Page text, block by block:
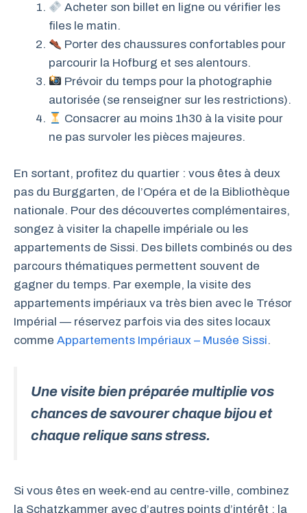
Acheter son billet en ligne ou vérifier les
files le matin.
Porter des chaussures confortables pour
parcourir la Hofburg et ses alentours.
Prévoir du temps pour la photographie
autorisée (se renseigner sur les restrictions).
Consacrer au moins 1h30 à la visite pour
ne pas survoler les pièces majeures.
En sortant, profitez du quartier : vous êtes à deux
pas du Burggarten, de l’Opéra et de la Bibliothèque
nationale. Pour des découvertes complémentaires,
songez à visiter la chapelle impériale ou les
appartements de Sissi. Des billets combinés ou des
parcours thématiques permettent souvent de
gagner du temps. Par exemple, la visite des
appartements impériaux va très bien avec le Trésor
Impérial — réservez parfois via des sites locaux
comme Appartements Impériaux – Musée Sissi.
Une visite bien préparée multiplie vos
chances de savourer chaque bijou et
chaque relique sans stress.
Si vous êtes en week-end au centre-ville, combinez
la Schatzkammer avec d’autres points d’intérêt : la